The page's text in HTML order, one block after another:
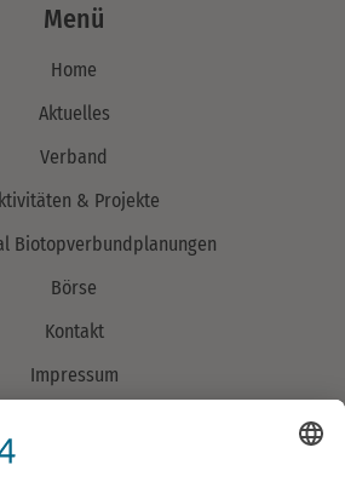
Menü
Home
Aktuelles
Verband
& Projekte
Biotopverbundplanungen
Börse
Kontakt
Impressum